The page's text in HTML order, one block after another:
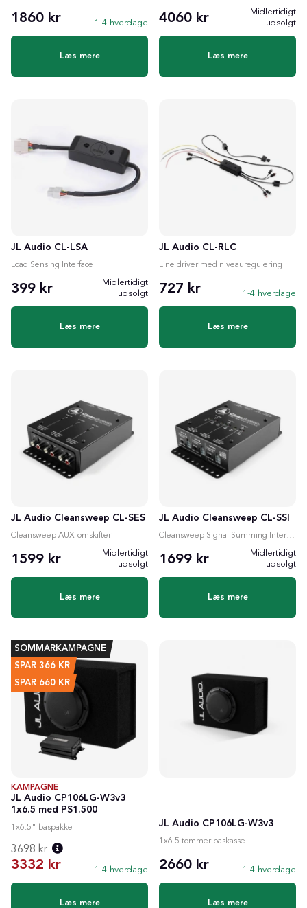
1860 kr 1-4 hverdage
Læs mere
4060 kr
Midlertidigt
udsolgt
Læs mere
JL Audio CL-LSA
Load Sensing Interface
399 kr
Midlertidigt
udsolgt
Læs mere
JL Audio CL-RLC
Line driver med niveauregulering
727 kr 1-4 hverdage
Læs mere
JL Audio Cleansweep CL-SES
Cleansweep AUX-omskifter
1599 kr
Midlertidigt
udsolgt
Læs mere
JL Audio Cleansweep CL-SSI
Cleansweep Signal Summing Interface
1699 kr
Midlertidigt
udsolgt
Læs mere
SOMMARKAMPAGNE
SPAR 366 KR
SPAR 660 KR
KAMPAGNE
JL Audio CP106LG-W3v3
1x6.5 med PS1.500
1x6.5" baspakke
3332 kr
Normalpris:
3698 kr
1-4 hverdage
Læs mere
JL Audio CP106LG-W3v3
1x6.5 tommer baskasse
2660 kr 1-4 hverdage
Læs mere